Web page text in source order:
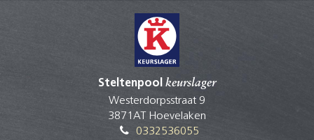
Steltenpool keurslager
Westerdorpsstraat 9
3871AT Hoevelaken
0332536055